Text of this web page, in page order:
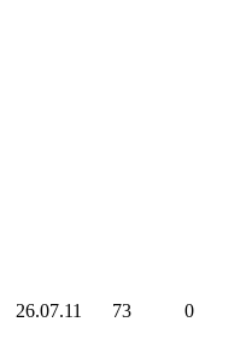
26.07.11 73 0